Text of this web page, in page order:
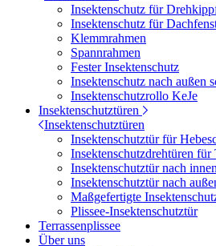
Insektenschutz für
Insektenschutz für
Klemmrahmen
Spannrahmen
Fester Insektenschutz
Insektenschutz nach außen
Insektenschutzrollo KeJe
Insektenschutztüren
Insektenschutztüren
Insektenschutztür für
Insektenschutzdrehtüren für
Insektenschutztür nach
Insektenschutztür nach
Maßgefertigte
Plissee-Insektenschutztür
Terrassenplissee
Über uns